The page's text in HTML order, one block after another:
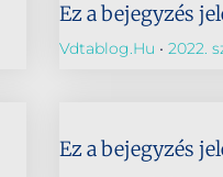
Ez a bejegyzés
Vdtablog.hu 2022.
Ez a bejegyzés